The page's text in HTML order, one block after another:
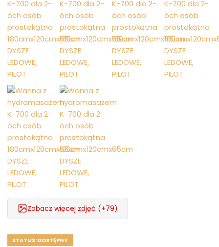
Zobacz więcej zdjęć (+79)
STATUS:DOSTĘPNY